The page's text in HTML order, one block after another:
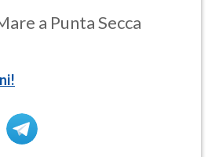
a Punta Secca